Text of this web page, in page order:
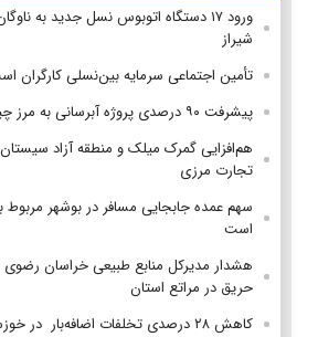
ورود ۱۷ دستگاه اتوبوس نسل جدید به
شیراز
تأمین اجتماعی سرمایه بین‌نسلی کارگران
پیشرفت ۹۰ درصدی پروژه آبرسانی به مرز چیلات
هم‌افزایی گمرک میلک و منطقه آزاد
تجارت مرزی
سهم عمده جابجایی‌ مسافر در بوشهر
است
هشدار مدیرکل منابع طبیعی خراسان
حریق در مراتع استان
کاهش ۲۸ درصدی تخلفات اضافه‌بار در خوزستان